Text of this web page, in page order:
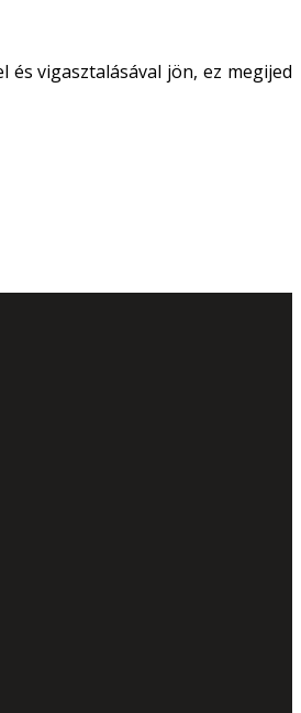
vigasztalásával jön, ez megijed